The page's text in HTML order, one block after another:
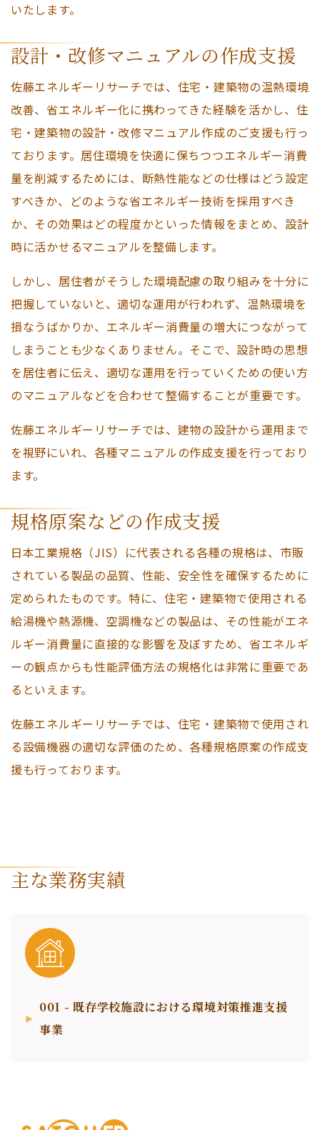
いたします。
設計・改修マニュアルの作成支援
佐藤エネルギーリサーチでは、住宅・建築物の温熱環境
改善、省エネルギー化に携わってきた経験を活かし、住
宅・建築物の設計・改修マニュアル作成のご支援も行っ
ております。居住環境を快適に保ちつつエネルギー消費
量を削減するためには、断熱性能などの仕様はどう設定
すべきか、どのような省エネルギー技術を採用すべき
か、その効果はどの程度かといった情報をまとめ、設計
時に活かせるマニュアルを整備します。
しかし、居住者がそうした環境配慮の取り組みを十分に
把握していないと、適切な運用が行われず、温熱環境を
損なうばかりか、エネルギー消費量の増大につながって
しまうことも少なくありません。そこで、設計時の思想
を居住者に伝え、適切な運用を行っていくための使い方
のマニュアルなどを合わせて整備することが重要です。
佐藤エネルギーリサーチでは、建物の設計から運用まで
を視野にいれ、各種マニュアルの作成支援を行っており
ます。
規格原案などの作成支援
日本工業規格（JIS）に代表される各種の規格は、市販
されている製品の品質、性能、安全性を確保するために
定められたものです。特に、住宅・建築物で使用される
給湯機や熱源機、空調機などの製品は、その性能がエネ
ルギー消費量に直接的な影響を及ぼすため、省エネルギ
ーの観点からも性能評価方法の規格化は非常に重要であ
るといえます。
佐藤エネルギーリサーチでは、住宅・建築物で使用され
る設備機器の適切な評価のため、各種規格原案の作成支
援も行っております。
主な業務実績
001 - 既存学校施設における環境対策推進支援
事業